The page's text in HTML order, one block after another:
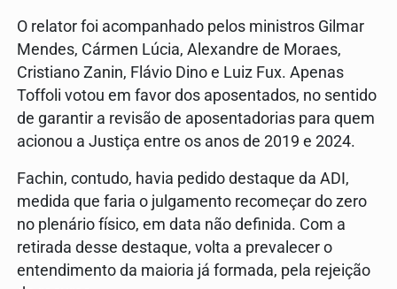
O relator foi acompanhado pelos ministros Gilmar
Mendes, Cármen Lúcia, Alexandre de Moraes,
Cristiano Zanin, Flávio Dino e Luiz Fux. Apenas
Toffoli votou em favor dos aposentados, no sentido
de garantir a revisão de aposentadorias para quem
acionou a Justiça entre os anos de 2019 e 2024.
Fachin, contudo, havia pedido destaque da ADI,
medida que faria o julgamento recomeçar do zero
no plenário físico, em data não definida. Com a
retirada desse destaque, volta a prevalecer o
entendimento da maioria já formada, pela rejeição